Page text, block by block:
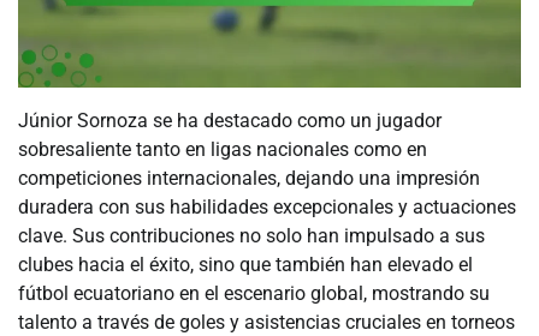
Júnior Sornoza se ha destacado como un jugador
sobresaliente tanto en ligas nacionales como en
competiciones internacionales, dejando una impresión
duradera con sus habilidades excepcionales y actuaciones
clave. Sus contribuciones no solo han impulsado a sus
clubes hacia el éxito, sino que también han elevado el
fútbol ecuatoriano en el escenario global, mostrando su
talento a través de goles y asistencias cruciales en torneos